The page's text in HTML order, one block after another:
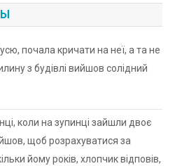
почала кричати на неї, а та не
з будівлі вийшов солідний
коли на зупинці зайшли двоє
щоб розрахуватися за
йому років, хлопчик відповів,